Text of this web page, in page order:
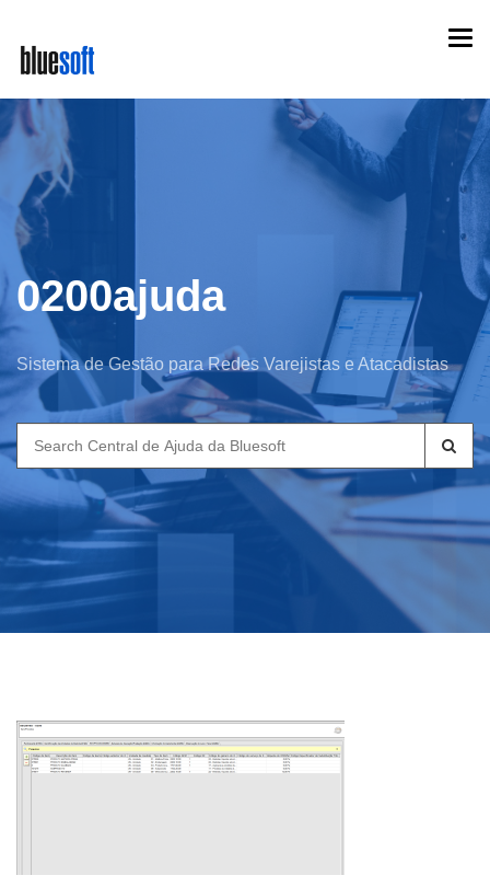
main
content
0200ajuda
Sistema de Gestão para Redes Varejistas e Atacadistas
Search
for: